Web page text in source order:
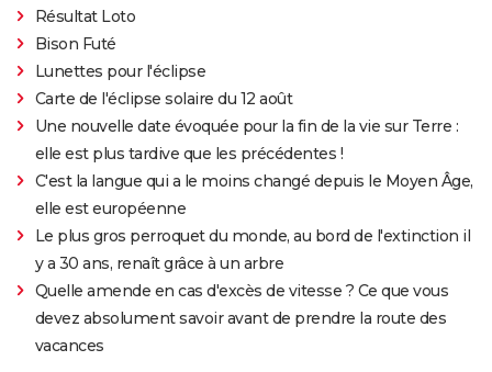
Résultat Loto
Bison Futé
Lunettes pour l'éclipse
Carte de l'éclipse solaire du 12 août
Une nouvelle date évoquée pour la fin de la vie sur Terre :
elle est plus tardive que les précédentes !
C'est la langue qui a le moins changé depuis le Moyen Âge,
elle est européenne
Le plus gros perroquet du monde, au bord de l'extinction il
y a 30 ans, renaît grâce à un arbre
Quelle amende en cas d'excès de vitesse ? Ce que vous
devez absolument savoir avant de prendre la route des
vacances